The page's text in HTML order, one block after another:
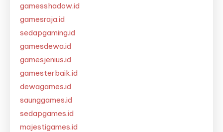
gamesshadow.id
gamesraja.id
sedapgaming.id
gamesdewa.id
gamesjenius.id
gamesterbaik.id
dewagames.id
saunggames.id
sedapgames.id
majestigames.id